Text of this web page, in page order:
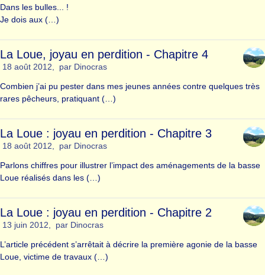
Dans les bulles... !
Je dois aux (…)
La Loue, joyau en perdition - Chapitre 4
18 août 2012, par Dinocras
Combien j’ai pu pester dans mes jeunes années contre quelques très
rares pêcheurs, pratiquant (…)
La Loue : joyau en perdition - Chapitre 3
18 août 2012, par Dinocras
Parlons chiffres pour illustrer l’impact des aménagements de la basse
Loue réalisés dans les (…)
La Loue : joyau en perdition - Chapitre 2
13 juin 2012, par Dinocras
L’article précédent s’arrêtait à décrire la première agonie de la basse
Loue, victime de travaux (…)